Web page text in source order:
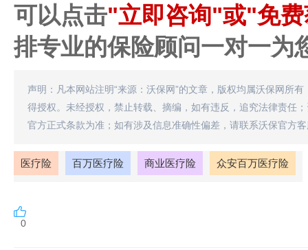
可以点击"立即咨询"或"免
排专业的保险顾问一对一为
声明：凡本网站注明“来源：沃保网”的文章，版权均属沃保网所
得授权。未经授权，禁止转载、摘编，如有违反，追究法律责任
官方正式条款为准；如有涉及信息准确性偏差，请联系沃保官方
医疗险 百万医疗险 商业医疗险 众安百万医疗险
0